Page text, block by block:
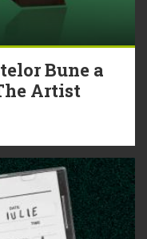
Bune a
Artist